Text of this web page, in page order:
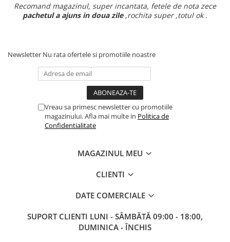
Recomand magazinul, super incantata, fetele de nota zece
pachetul a ajuns in doua zile,rochita super ,totul ok .
Newsletter Nu rata ofertele si promotiile noastre
Vreau sa primesc newsletter cu promotiile
magazinului. Afla mai multe in Politica de
Confidentialitate
MAGAZINUL MEU
CLIENTI
DATE COMERCIALE
SUPORT CLIENTI LUNI - SÂMBĂTĂ 09:00 - 18:00,
DUMINICA - ÎNCHIS